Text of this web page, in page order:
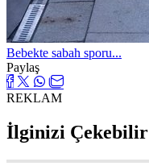
Bebekte sabah sporu...
Paylaş
REKLAM
İlginizi Çekebilir